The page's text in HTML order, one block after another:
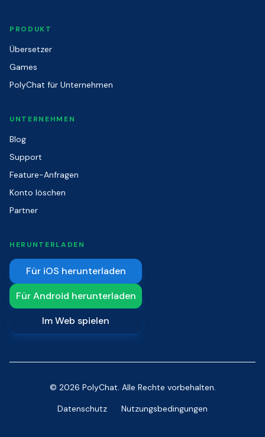
PRODUKT
Übersetzer
Games
PolyChat für Unternehmen
UNTERNEHMEN
Blog
Support
Feature-Anfragen
Konto löschen
Partner
HERUNTERLADEN
Für iOS herunterladen
Für Android herunterladen
Im Web spielen
© 2026 PolyChat. Alle Rechte vorbehalten.
Datenschutz
Nutzungsbedingungen